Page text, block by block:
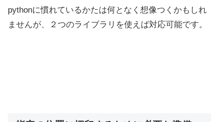
pythonに慣れているかたは何となく想像つくかもしれ
ませんが、２つのライブラリを使えば対応可能です。